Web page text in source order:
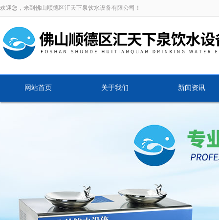
欢迎您，来到佛山顺德区汇天下泉饮水设备有限公司！
网站首页 关于我们 新闻资讯